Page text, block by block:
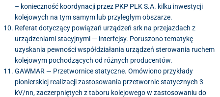
– konieczność koordynacji przez PKP PLK S.A. kilku inwestycji
kolejowych na tym samym lub przyległym obszarze.
Referat dotyczący powiązań urządzeń srk na przejazdach z
urządzeniami stacyjnymi — interfejsy. Poruszono tematykę
uzyskania pewności współdziałania urządzeń sterowania ruchem
kolejowym pochodzących od różnych producentów.
GAWMAR — Przetwornice statyczne. Omówiono przykłady
pionierskiej realizacji zastosowania przetwornic statycznych 3
kV/nn, zaczerpniętych z taboru kolejowego w zastosowaniu do